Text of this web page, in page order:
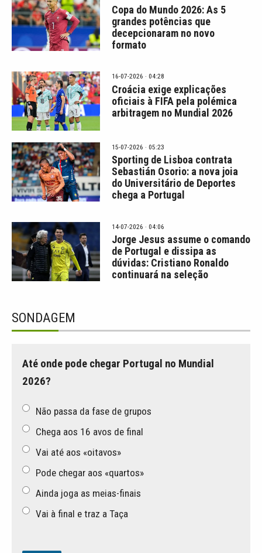
Copa do Mundo 2026: As 5
grandes potências que
decepcionaram no novo
formato
16-07-2026 · 04:28
Croácia exige explicações
oficiais à FIFA pela polémica
arbitragem no Mundial 2026
15-07-2026 · 05:23
Sporting de Lisboa contrata
Sebastián Osorio: a nova joia
do Universitário de Deportes
chega a Portugal
14-07-2026 · 04:06
Jorge Jesus assume o comando
de Portugal e dissipa as
dúvidas: Cristiano Ronaldo
continuará na seleção
SONDAGEM
Até onde pode chegar Portugal no Mundial
2026?
Não passa da fase de grupos
Chega aos 16 avos de final
Vai até aos «oitavos»
Pode chegar aos «quartos»
Ainda joga as meias-finais
Vai à final e traz a Taça